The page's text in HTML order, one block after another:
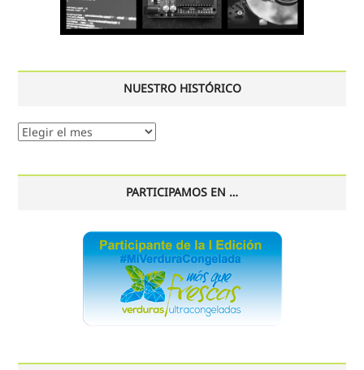
NUESTRO HISTÓRICO
Nuestro
PARTICIPAMOS EN …